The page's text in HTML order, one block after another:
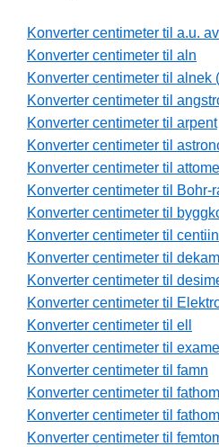
Konverter centimeter til a.u.
Konverter centimeter til aln
Konverter centimeter til alnek
Konverter centimeter til
Konverter centimeter til arpent
Konverter centimeter til
Konverter centimeter til
Konverter centimeter til Bohr-
Konverter centimeter til
Konverter centimeter til
Konverter centimeter til
Konverter centimeter til
Konverter centimeter til
Konverter centimeter til ell
Konverter centimeter til
Konverter centimeter til famn
Konverter centimeter til fathom
Konverter centimeter til
Konverter centimeter til